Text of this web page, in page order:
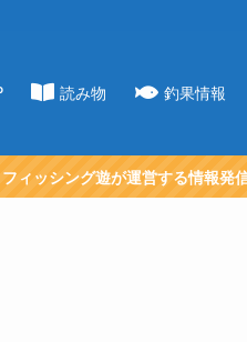
読み物 釣果情報
ィッシング遊が運営する情報発